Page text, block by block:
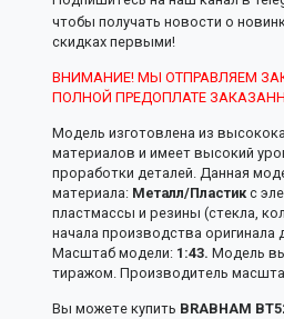
чтобы получать новости о
скидках первыми!
ВНИМАНИЕ! МЫ ОТПРАВЛЯЕМ
ПОЛНОЙ ПРЕДОПЛАТЕ
Модель изготовлена из
материалов и имеет высокий
проработки деталей. Данная
материала: Металл/Пластик с
пластмассы и резины (стекла,
начала производства оригинала
Масштаб модели: 1:43. Модель
тиражом. Производитель
Вы можете купить BRABHAM